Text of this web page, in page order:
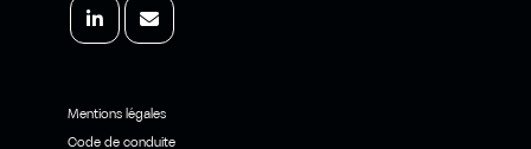
Mentions légales
Code de conduite